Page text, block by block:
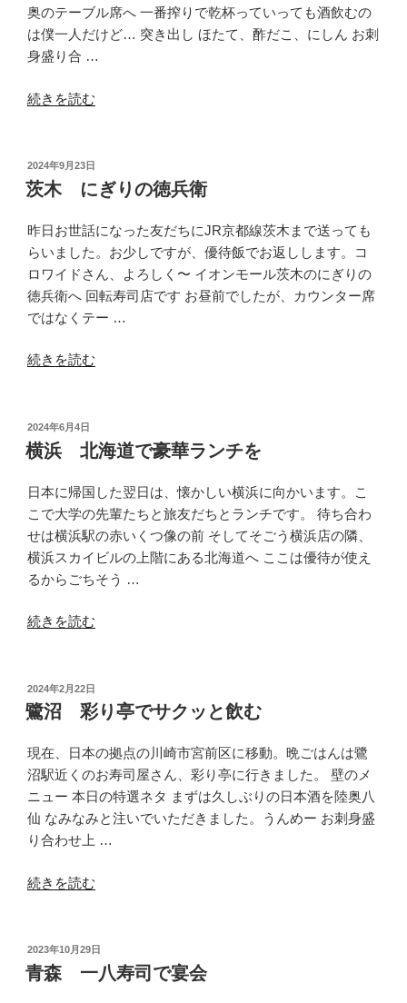
奥のテーブル席へ 一番搾りで乾杯っていっても酒飲むの
は僕一人だけど… 突き出し ほたて、酢だこ、にしん お刺
身盛り合 …
“青
寿
司”
続きを読む
投
稿
日:
2024年9月23日
茨木 にぎりの徳兵衛
昨日お世話になった友だちにJR京都線茨木まで送っても
らいました。お少しですが、優待飯でお返しします。コ
ロワイドさん、よろしく〜 イオンモール茨木のにぎりの
徳兵衛へ 回転寿司店です お昼前でしたが、カウンター席
ではなくテー …
“茨
ぎ
り
徳
兵
衛”
の
続きを読む
投
稿
日:
2024年6月4日
横浜 北海道で豪華ランチを
日本に帰国した翌日は、懐かしい横浜に向かいます。こ
こで大学の先輩たちと旅友だちとランチです。 待ち合わ
せは横浜駅の赤いくつ像の前 そしてそごう横浜店の隣、
横浜スカイビルの上階にある北海道へ ここは優待が使え
るからごちそう …
“横
海
道
豪
華
ラ
ン
チ
の
続きを読む
投
稿
日:
2024年2月22日
鷺沼 彩り亭でサクッと飲む
現在、日本の拠点の川崎市宮前区に移動。晩ごはんは鷺
沼駅近くのお寿司屋さん、彩り亭に行きました。 壁のメ
ニュー 本日の特選ネタ まずは久しぶりの日本酒を陸奥八
仙 なみなみと注いでいただきました。うんめー お刺身盛
り合わせ上 …
“鷺
り
亭
続きを読む
投
稿
日:
2023年10月29日
青森 一八寿司で宴会